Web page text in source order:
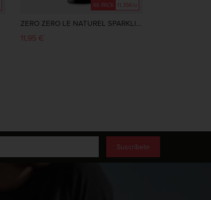
X6 PACK 11,35€/u
ZERO ZERO LE NATUREL SPARKLING
11,95 €